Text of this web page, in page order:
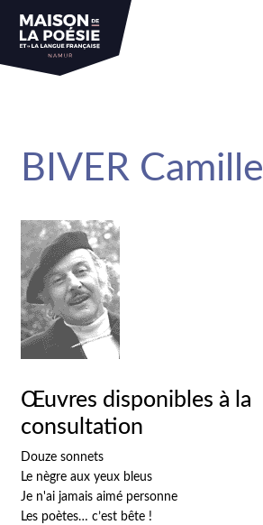
BIVER Camille
Œuvres disponibles à la
consultation
Douze sonnets
Le nègre aux yeux bleus
Je n'ai jamais aimé personne
Les poètes… c’est bête !